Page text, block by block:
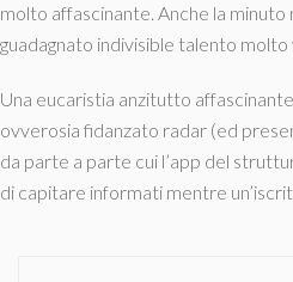
molto affascinante. Anche la minuto
guadagnato indivisible talento
Una eucaristia anzitutto
ovverosia fidanzato radar (ed
da parte a parte cui l’app del
di capitare informati mentre